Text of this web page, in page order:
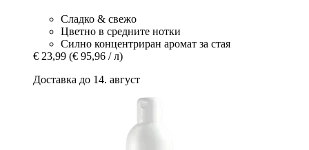
Сладко & свежо
Цветно в средните нотки
Силно концентриран аромат за стая
€ 23,99 (€ 95,96 / л)
Доставка до 14. август